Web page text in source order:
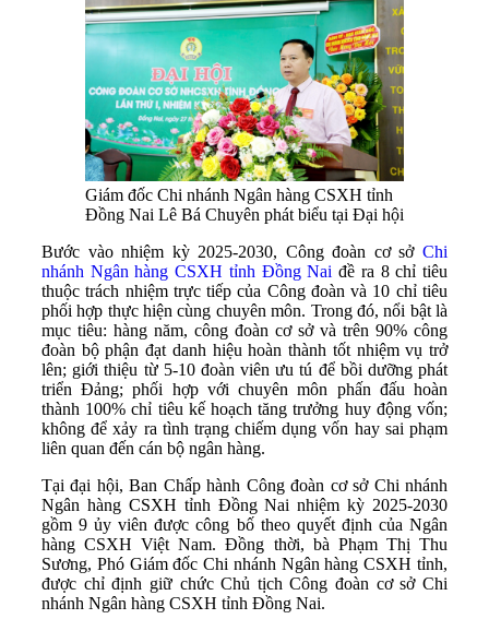
Giám đốc Chi nhánh Ngân hàng CSXH tỉnh
Đồng Nai Lê Bá Chuyên phát biểu tại Đại hội
Bước vào nhiệm kỳ 2025-2030, Công đoàn cơ sở Chi
nhánh Ngân hàng CSXH tỉnh Đồng Nai đề ra 8 chỉ tiêu
thuộc trách nhiệm trực tiếp của Công đoàn và 10 chỉ tiêu
phối hợp thực hiện cùng chuyên môn. Trong đó, nổi bật là
mục tiêu: hàng năm, công đoàn cơ sở và trên 90% công
đoàn bộ phận đạt danh hiệu hoàn thành tốt nhiệm vụ trở
lên; giới thiệu từ 5-10 đoàn viên ưu tú để bồi dưỡng phát
triển Đảng; phối hợp với chuyên môn phấn đấu hoàn
thành 100% chỉ tiêu kế hoạch tăng trưởng huy động vốn;
không để xảy ra tình trạng chiếm dụng vốn hay sai phạm
liên quan đến cán bộ ngân hàng.
Tại đại hội, Ban Chấp hành Công đoàn cơ sở Chi nhánh
Ngân hàng CSXH tỉnh Đồng Nai nhiệm kỳ 2025-2030
gồm 9 ủy viên được công bố theo quyết định của Ngân
hàng CSXH Việt Nam. Đồng thời, bà Phạm Thị Thu
Sương, Phó Giám đốc Chi nhánh Ngân hàng CSXH tỉnh,
được chỉ định giữ chức Chủ tịch Công đoàn cơ sở Chi
nhánh Ngân hàng CSXH tỉnh Đồng Nai.